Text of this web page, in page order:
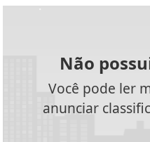
Não
Você pode ler
anunciar